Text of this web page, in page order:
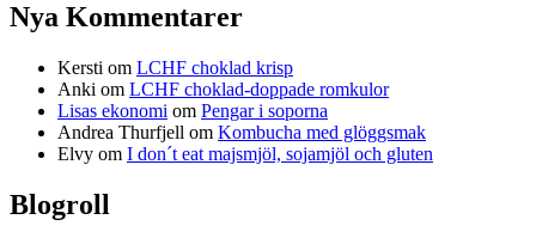
Nya Kommentarer
Kersti om LCHF choklad krisp
Anki om LCHF choklad-doppade romkulor
Lisas ekonomi om Pengar i soporna
Andrea Thurfjell om Kombucha med glöggsmak
Elvy om I don´t eat majsmjöl, sojamjöl och gluten
Blogroll